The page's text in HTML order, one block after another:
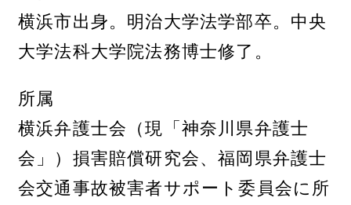
横浜市出身。明治大学法学部卒。中央
大学法科大学院法務博士修了。
所属
横浜弁護士会（現「神奈川県弁護士
会」）損害賠償研究会、福岡県弁護士
会交通事故被害者サポート委員会に所